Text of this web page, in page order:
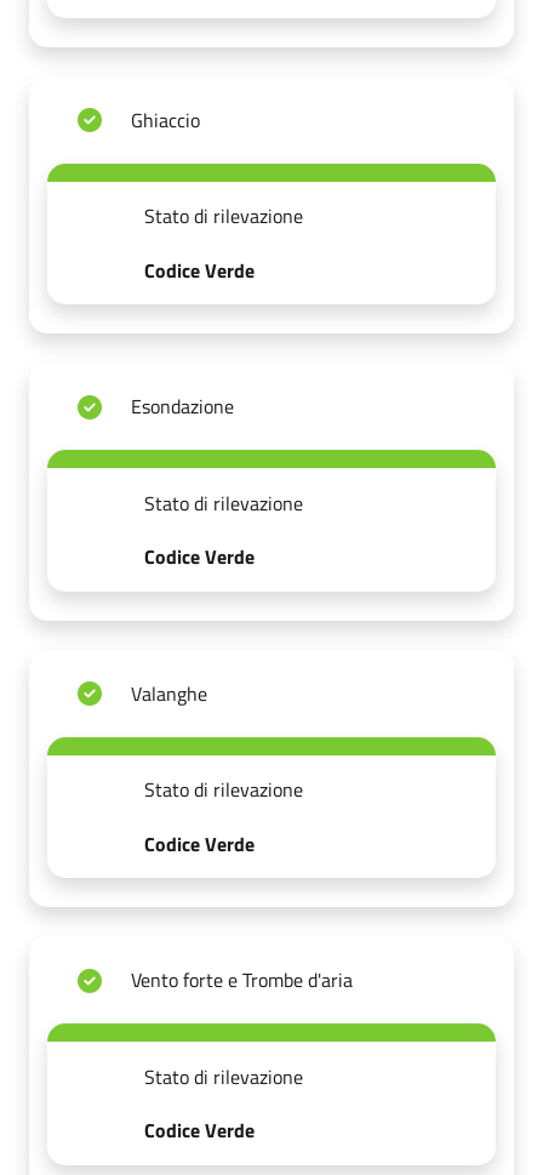
Ghiaccio
Stato di rilevazione
Codice Verde
Esondazione
Stato di rilevazione
Codice Verde
Valanghe
Stato di rilevazione
Codice Verde
Vento forte e Trombe d'aria
Stato di rilevazione
Codice Verde